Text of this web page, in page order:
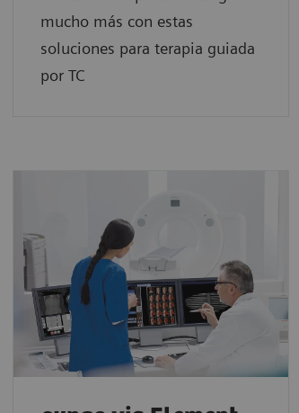
mucho más con estas
soluciones para terapia guiada
por TC